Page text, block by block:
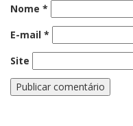
Nome *
E-mail *
Site